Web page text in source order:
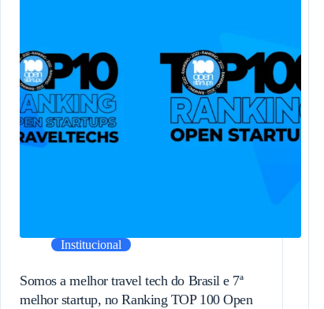
Institucional
Somos a melhor travel tech do Brasil e 7ª
melhor startup, no Ranking TOP 100 Open